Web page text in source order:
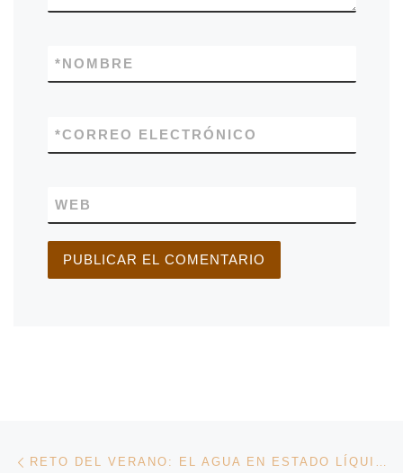
NOMBRE
*
CORREO ELECTRÓNICO
*
WEB
Navegación de entradas RETO DEL VERANO: EL AGUA EN ESTADO LÍQUIDO